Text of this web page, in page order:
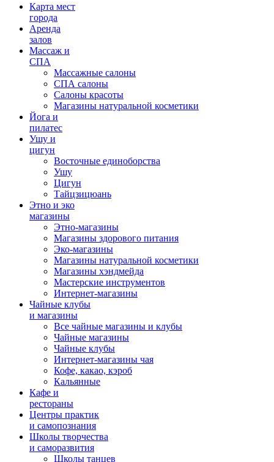
Карта мест
города
Аренда
залов
Массаж и
СПА
Массажные салоны
СПА салоны
Салоны красоты
Магазины натуральной косметики
Йога и
пилатес
Ушу и
цигун
Восточные единоборства
Ушу
Цигун
Тайцзицюань
Этно и эко
магазины
Этно-магазины
Магазины здорового питания
Эко-магазины
Магазины натуральной косметики
Магазины хэндмейда
Мастерские инструментов
Интернет-магазины
Чайные клубы
и магазины
Все чайные магазины и клубы
Чайные магазины
Чайные клубы
Интернет-магазины чая
Кофе, какао, кэроб
Кальянные
Кафе и
рестораны
Центры практик
и самопознания
Школы творчества
и саморазвития
Школы танцев